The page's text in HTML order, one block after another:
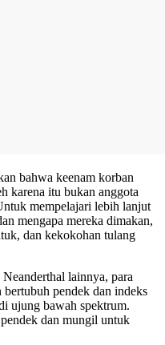
bahwa keenam korban
karena itu bukan anggota
mempelajari lebih lanjut
mengapa mereka dimakan,
dan kekokohan tulang
lainnya, para
pendek dan indeks
ujung bawah spektrum.
dan mungil untuk